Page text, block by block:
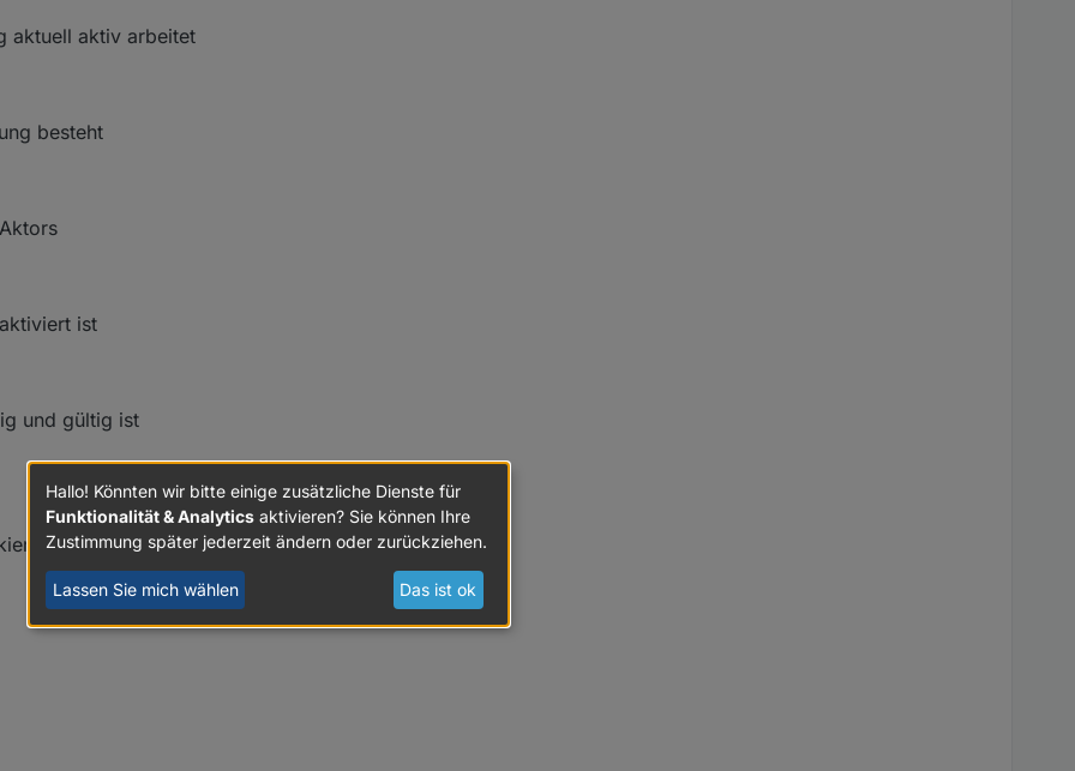
aktuell aktiv arbeitet
besteht
ist
und gültig ist
ist
Hallo! Könnten wir bitte einige zusätzliche Dienste für
Funktionalität & Analytics aktivieren? Sie können Ihre
Zustimmung später jederzeit ändern oder zurückziehen.
Lassen Sie mich wählen Das ist ok